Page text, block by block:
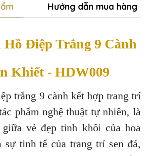
Hướng dẫn mua hàng
Điệp Trắng 9 Cành
Khiết - HDW009
trắng 9 cành kết hợp trang trí
phẩm nghệ thuật tự nhiên, là
giữa vẻ đẹp tinh khôi của hoa
sự tinh tế của trang trí sen đá,